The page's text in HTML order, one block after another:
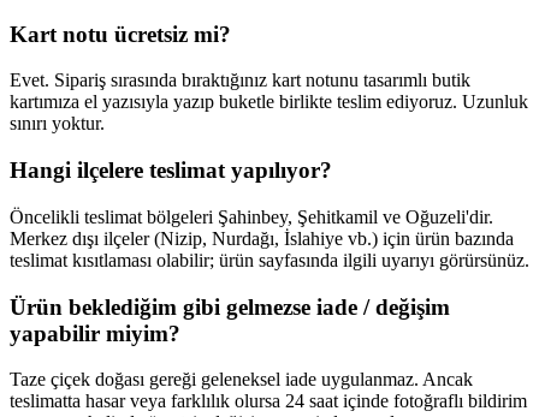
Kart notu ücretsiz mi?
Evet. Sipariş sırasında bıraktığınız kart notunu tasarımlı butik
kartımıza el yazısıyla yazıp buketle birlikte teslim ediyoruz. Uzunluk
sınırı yoktur.
Hangi ilçelere teslimat yapılıyor?
Öncelikli teslimat bölgeleri Şahinbey, Şehitkamil ve Oğuzeli'dir.
Merkez dışı ilçeler (Nizip, Nurdağı, İslahiye vb.) için ürün bazında
teslimat kısıtlaması olabilir; ürün sayfasında ilgili uyarıyı görürsünüz.
Ürün beklediğim gibi gelmezse iade / değişim
yapabilir miyim?
Taze çiçek doğası gereği geleneksel iade uygulanmaz. Ancak
teslimatta hasar veya farklılık olursa 24 saat içinde fotoğraflı bildirim